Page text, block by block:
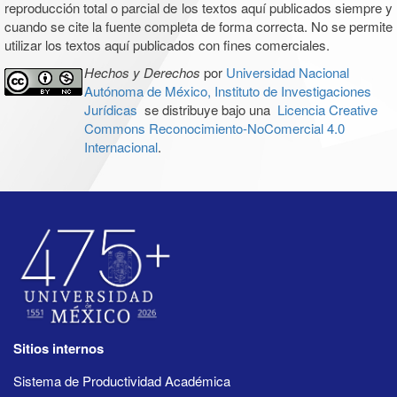
reproducción total o parcial de los textos aquí publicados siempre y
cuando se cite la fuente completa de forma correcta. No se permite
utilizar los textos aquí publicados con fines comerciales.
Hechos y Derechos por Universidad Nacional
Autónoma de México, Instituto de Investigaciones
Jurídicas se distribuye bajo una Licencia Creative
Commons Reconocimiento-NoComercial 4.0
Internacional.
Sitios internos
Sistema de Productividad Académica